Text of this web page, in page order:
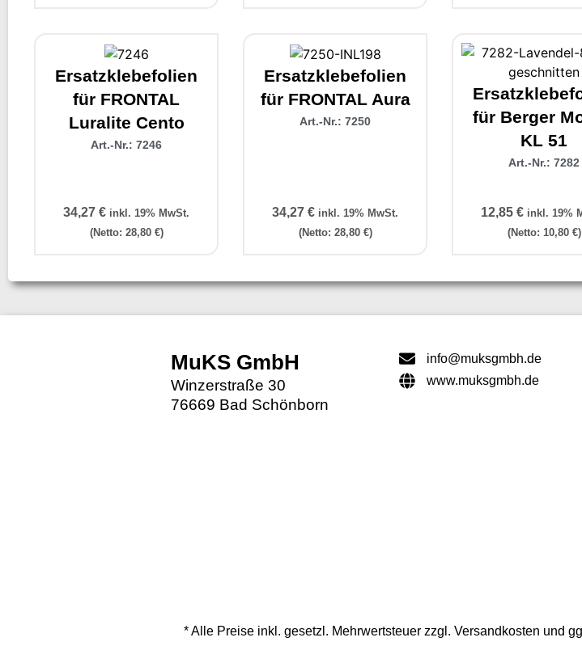
Ersatzklebefolien
für FRONTAL
Luralite Cento
Art.-Nr.: 7246
34,27 € inkl. 19% MwSt.
(Netto: 28,80 €)
Ersatzklebefolien
für FRONTAL Aura
Art.-Nr.: 7250
34,27 € inkl. 19% MwSt.
(Netto: 28,80 €)
für Berger
KL 51
Art.-Nr.: 7282
12,85 € inkl. 19%
(Netto: 10,80 €)
MuKS GmbH
Winzerstraße 30
76669 Bad Schönborn
info@muksgmbh.de
www.muksgmbh.de
* Alle Preise inkl. gesetzl. Mehrwertsteuer zzgl. Versandkosten und